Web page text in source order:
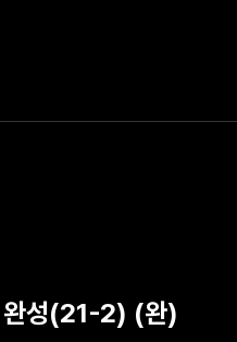
완성(21-2) (완)